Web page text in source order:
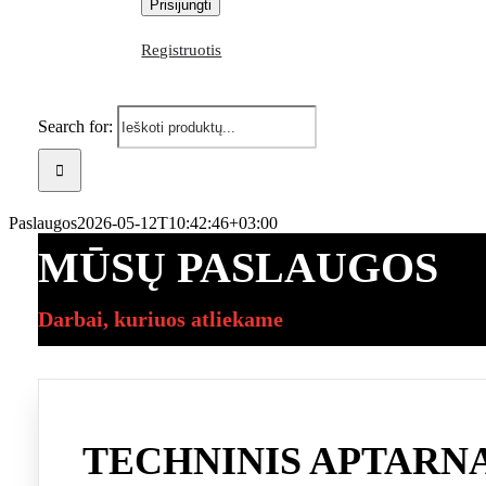
Registruotis
Search for:
Paslaugos2026-05-12T10:42:46+03:00
MŪSŲ PASLAUGOS
Darbai, kuriuos atliekame
TECHNINIS